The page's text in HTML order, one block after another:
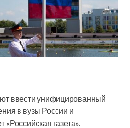
ввести унифицированный
в вузы России и
газета».